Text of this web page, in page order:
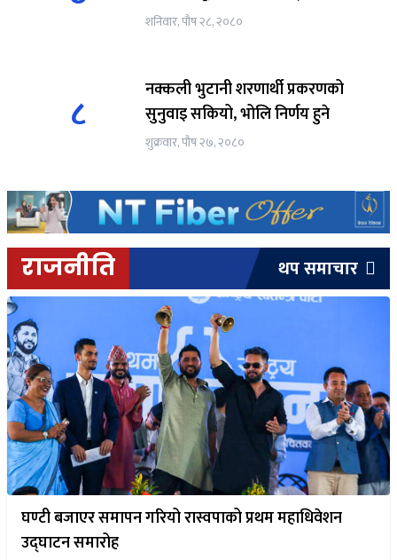
शनिवार, पौष २८, २०८०
८
नक्कली भुटानी शरणार्थी प्रकरणको
सुनुवाइ सकियो, भोलि निर्णय हुने
शुक्रवार, पौष २७, २०८०
राजनीति थप समाचार
घण्टी बजाएर समापन गरियो रास्वपाको प्रथम महाधिवेशन
उद्घाटन समारोह